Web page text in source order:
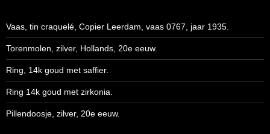
Vaas, tin craquelé, Copier Leerdam, vaas 0767, jaar 1935.
Torenmolen, zilver, Hollands, 20e eeuw.
Ring, 14k goud met saffier.
Ring 14k goud met zirkonia.
Pillendoosje, zilver, 20e eeuw.